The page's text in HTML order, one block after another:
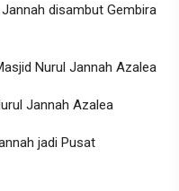
disambut Gembira
Nurul Jannah Azalea
Jannah Azalea
jadi Pusat